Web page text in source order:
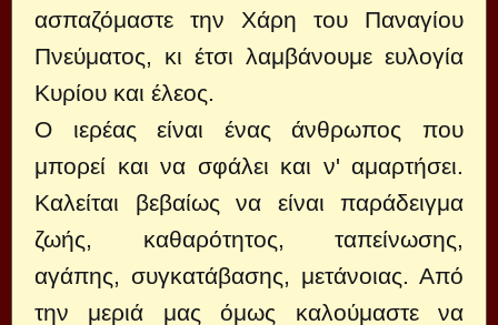
ασπαζόμαστε την Χάρη του Παναγίου
Πνεύματος, κι έτσι λαμβάνουμε ευλογία
Κυρίου και έλεος.
Ο ιερέας είναι ένας άνθρωπος που
μπορεί και να σφάλει και ν' αμαρτήσει.
Καλείται βεβαίως να είναι παράδειγμα
ζωής, καθαρότητος, ταπείνωσης,
αγάπης, συγκατάβασης, μετάνοιας. Από
την μεριά μας όμως καλούμαστε να